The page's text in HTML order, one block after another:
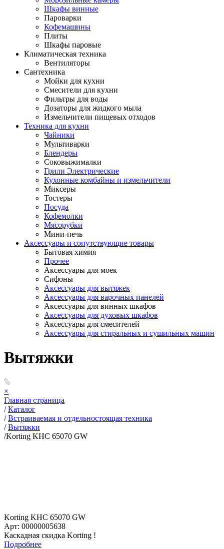
Шкафы винные
Пароварки
Кофемашины
Плиты
Шкафы паровые
Климатическая техника
Вентиляторы
Сантехника
Мойки для кухни
Смесители для кухни
Фильтры для воды
Дозаторы для жидкого мыла
Измельчители пищевых отходов
Техника для кухни
Чайники
Мультиварки
Блендеры
Соковыжималки
Грили Электрические
Кухонные комбайны и измельчители
Миксеры
Тостеры
Посуда
Кофемолки
Мясорубки
Мини-печь
Аксессуары и сопутствующие товары
Бытовая химия
Прочее
Аксессуары для моек
Сифоны
Аксессуары для вытяжек
Аксессуары для варочных панелей
Аксессуары для винных шкафов
Аксессуары для духовых шкафов
Аксессуары для смесителей
Аксессуары для стиральных и сушильных машин
Вытяжки
×
Главная страница
/ Каталог
/ Встраиваемая и отдельностоящая техника
/ Вытяжки
/Korting KHC 65070 GW
Korting KHC 65070 GW
Арт: 00000005638
Каскадная скидка Korting !
Подробнее